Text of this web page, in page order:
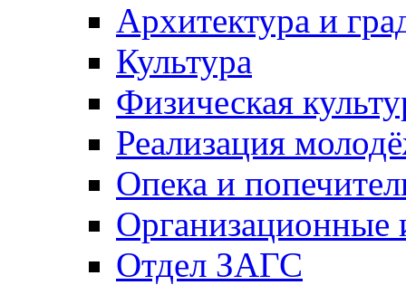
Архитектура и
Культура
Физическая
Реализация
Опека и
Отдел ЗАГС